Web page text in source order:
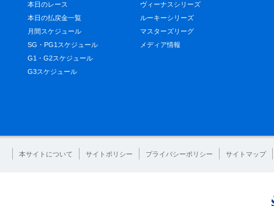
本日のレース
本日の払戻金一覧
月間スケジュール
SG・PG1スケジュール
G1・G2スケジュール
G3スケジュール
ヴィーナスシリーズ
ルーキーシリーズ
マスターズリーグ
メディア情報
本サイトについて サイトポリシー プライバシーポリシー サイトマップ